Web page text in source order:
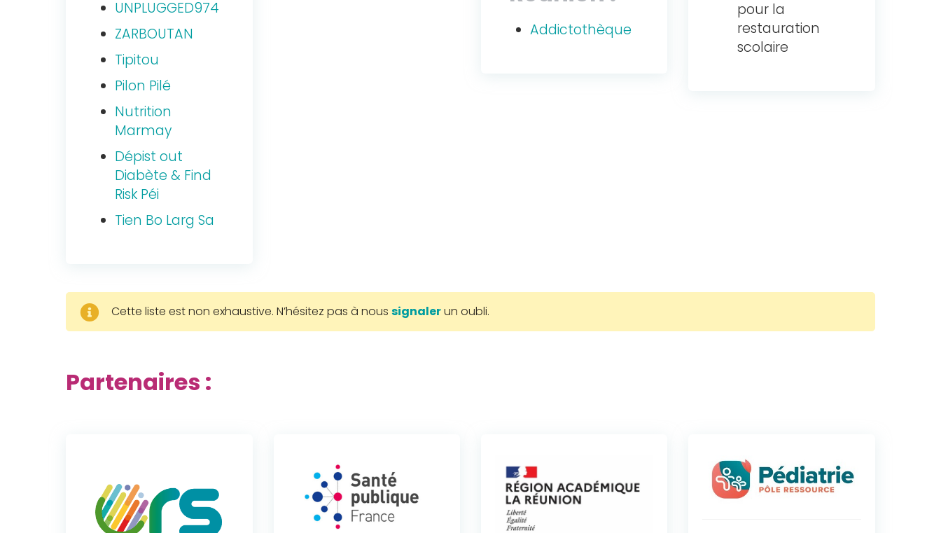
UNPLUGGED974
ZARBOUTAN
Tipitou
Pilon Pilé
Nutrition
Marmay
Dépist out
Diabète & Find
Risk Péi
Tien Bo Larg Sa
Addictothèque
pour la
restauration
scolaire
Cette liste est non exhaustive. N’hésitez pas à noussignalerun oubli.
Partenaires :